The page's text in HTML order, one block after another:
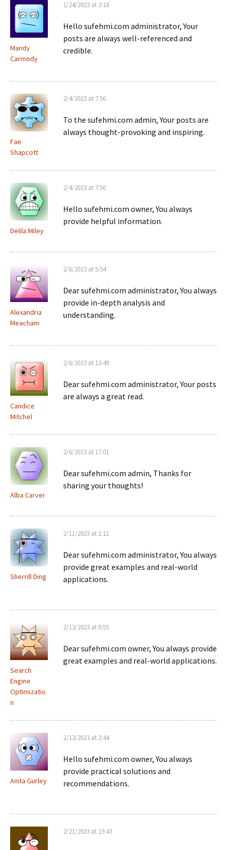
Mandy
Carmody
1/24/2023 at 3:18
Hello sufehmi.com administrator, Your
posts are always well-referenced and
credible.
Fae
Shapcott
2/4/2023 at 7:50
To the sufehmi.com admin, Your posts are
always thought-provoking and inspiring.
Delila Miley
2/4/2023 at 7:50
Hello sufehmi.com owner, You always
provide helpful information.
Alexandria
Meacham
2/6/2023 at 5:54
Dear sufehmi.com administrator, You always
provide in-depth analysis and
understanding.
Candice
Mitchel
2/6/2023 at 13:49
Dear sufehmi.com administrator, Your posts
are always a great read.
Alba Carver
2/6/2023 at 17:01
Dear sufehmi.com admin, Thanks for
sharing your thoughts!
Sherrill Ding
2/11/2023 at 1:11
Dear sufehmi.com administrator, You always
provide great examples and real-world
applications.
Search
Engine
Optimizatio
n
2/13/2023 at 0:55
Dear sufehmi.com owner, You always provide
great examples and real-world applications.
Anita Gurley
2/13/2023 at 2:44
Hello sufehmi.com owner, You always
provide practical solutions and
recommendations.
2/21/2023 at 19:43